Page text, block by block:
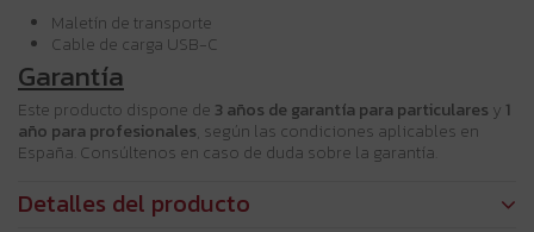
Maletín de transporte
Cable de carga USB-C
Garantía
Este producto dispone de 3 años de garantía para particulares y 1
año para profesionales, según las condiciones aplicables en
España. Consúltenos en caso de duda sobre la garantía.
Detalles del producto